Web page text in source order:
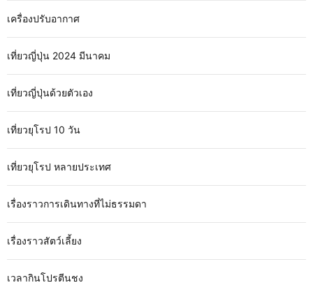
เครื่องปรับอากาศ
เที่ยวญี่ปุ่น 2024 มีนาคม
เที่ยวญี่ปุ่นด้วยตัวเอง
เที่ยวยุโรป 10 วัน
เที่ยวยุโรป หลายประเทศ
เรื่องราวการเดินทางที่ไม่ธรรมดา
เรื่องราวสัตว์เลี้ยง
เวลากินโปรตีนชง